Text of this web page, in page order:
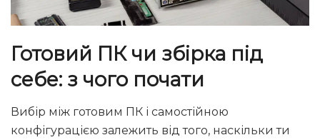
Готовий ПКчи збірка під
себе: з чого почати
Вибір між готовим ПК і самостійною
конфігурацією залежить від того, наскільки ти